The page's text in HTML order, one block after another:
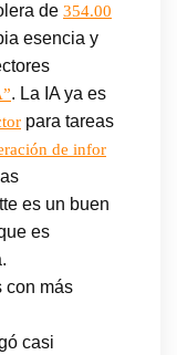
de 354.00
esencia y
. La IA ya es
para tareas
de infor
es un buen
es
con más
casi